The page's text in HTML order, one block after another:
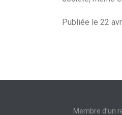
Publiée le 22
Membre d’un